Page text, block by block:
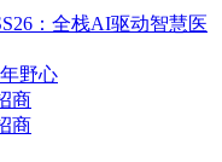
：全栈AI驱动智慧医
野心
商
商